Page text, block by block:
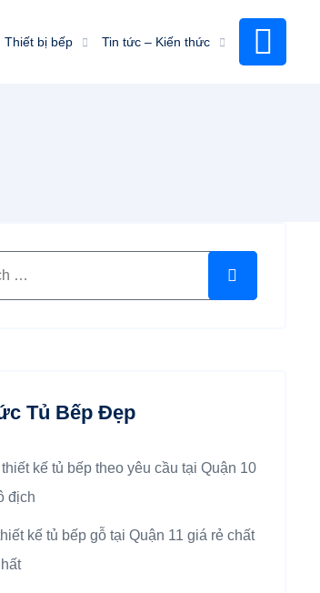
Thiết bị bếp Tin tức – Kiến thức
Tủ Bếp Đẹp
kế tủ bếp theo yêu cầu tại Quận 10
địch
kế tủ bếp gỗ tại Quận 11 giá rẻ chất